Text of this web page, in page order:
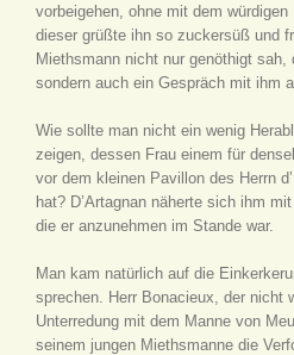
vorbeigehen, ohne mit dem
dieser grüßte ihn so zuckersüß und
Miethsmann nicht nur genöthigt sah,
sondern auch ein Gespräch mit ihm
Wie sollte man nicht ein wenig
zeigen, dessen Frau einem für
vor dem kleinen Pavillon des Herrn
hat? D’Artagnan näherte sich ihm
die er anzunehmen im Stande war.
Man kam natürlich auf die
sprechen. Herr Bonacieux, der nicht
Unterredung mit dem Manne von
seinem jungen Miethsmanne die